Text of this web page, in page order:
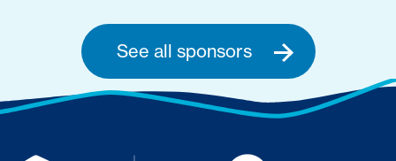
See all sponsors